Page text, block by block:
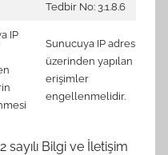
Tedbir No: 3.1.8.6
IP
Sunucuya IP adresi
üzerinden yapılan
erişimler
engellenmelidir.
sayılı Bilgi ve İletişim